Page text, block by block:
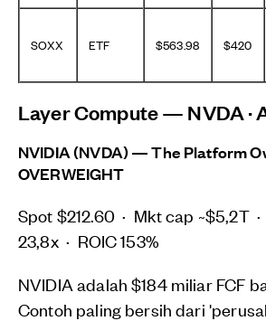
SOXX ETF $563.98 $420
Layer Compute — NVDA ·
NVIDIA (NVDA) — The Platform
OVERWEIGHT
Spot $212.60 · Mkt cap ~$5,2T
23,8x · ROIC 153%
NVIDIA adalah $184 miliar FCF
Contoh paling bersih dari